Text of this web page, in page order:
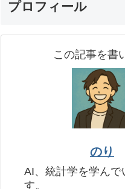
プロフィール
この記事を書
のり
AI、統計学を学んで
す。